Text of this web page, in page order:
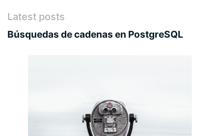
Latest posts
Búsquedas de cadenas en PostgreSQL